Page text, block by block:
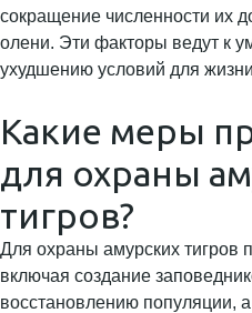
сокращение численности их
олени. Эти факторы ведут к
ухудшению условий для
Какие меры
для охраны
тигров?
Для охраны амурских тигров
включая создание
восстановлению популяции,